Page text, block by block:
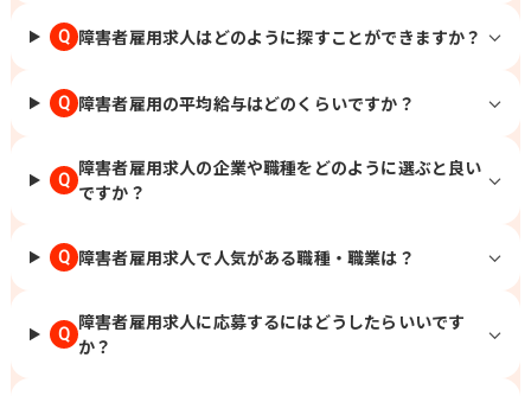
Q 障害者雇用求人はどのように探すことができますか？
Q 障害者雇用の平均給与はどのくらいですか？
Q
障害者雇用求人の企業や職種をどのように選ぶと良い
ですか？
Q 障害者雇用求人で人気がある職種・職業は？
Q
障害者雇用求人に応募するにはどうしたらいいです
か？